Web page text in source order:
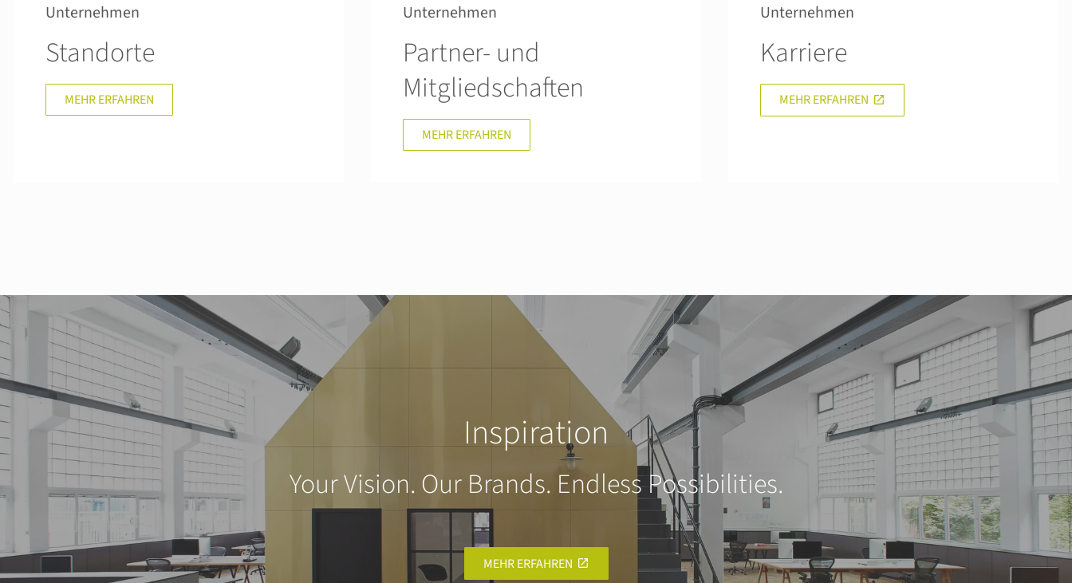
Unternehmen
Standorte
MEHR ERFAHREN
Unternehmen
Partner- und
Mitgliedschaften
MEHR ERFAHREN
Unternehmen
Karriere
MEHR ERFAHREN
Inspiration
Your Vision. Our Brands. Endless Possibilities.
MEHR ERFAHREN